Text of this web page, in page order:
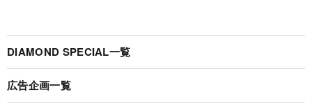
DIAMOND SPECIAL一覧
広告企画一覧